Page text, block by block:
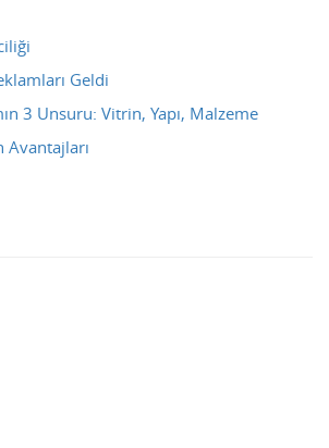
Geldi
3 Unsuru: Vitrin, Yapı, Malzeme
Avantajları